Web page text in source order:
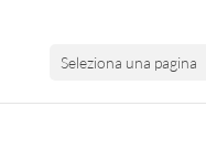
Seleziona una pagina